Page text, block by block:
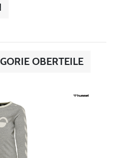
OBERTEILE